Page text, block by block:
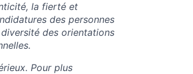
la fierté et
des personnes
des orientations
Pour plus